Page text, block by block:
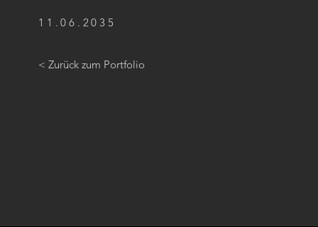
11.06.2035
< Zurück zum Portfolio